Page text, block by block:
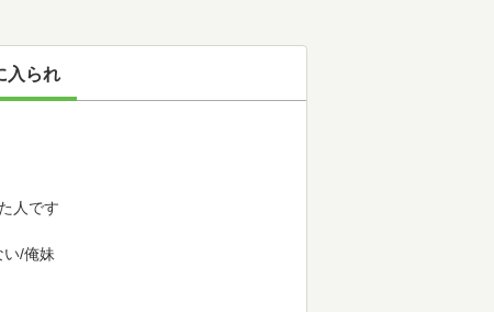
入られ
人です
/俺妹